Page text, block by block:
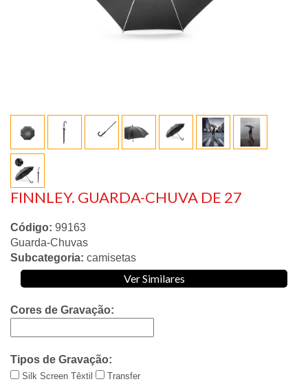
FINNLEY. GUARDA-CHUVA DE 27
Código: 99163
Guarda-Chuvas
Subcategoria: camisetas
Ver Similares
Cores de Gravação:
Tipos de Gravação:
Silk Screen Têxtil Transfer